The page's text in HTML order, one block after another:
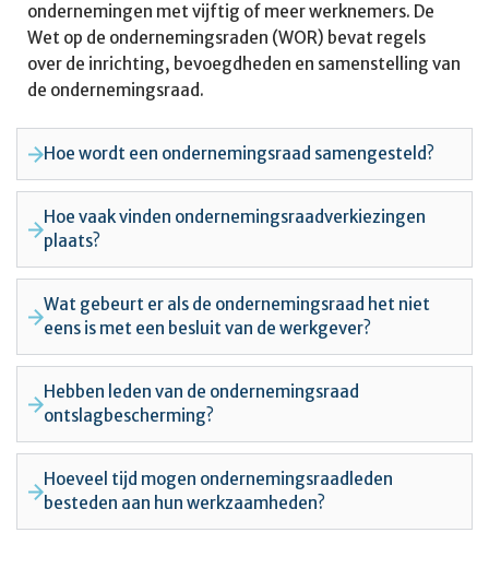
ondernemingen met vijftig of meer werknemers. De
Wet op de ondernemingsraden (WOR) bevat regels
over de inrichting, bevoegdheden en samenstelling van
de ondernemingsraad.
Hoe wordt een ondernemingsraad samengesteld?
Hoe vaak vinden ondernemingsraadverkiezingen
plaats?
Wat gebeurt er als de ondernemingsraad het niet
eens is met een besluit van de werkgever?
Hebben leden van de ondernemingsraad
ontslagbescherming?
Hoeveel tijd mogen ondernemingsraadleden
besteden aan hun werkzaamheden?